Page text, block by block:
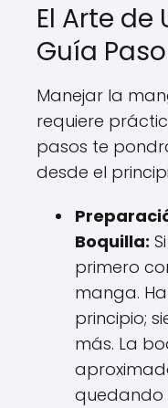
El Arte de
Guía
Manejar la
requiere
pasos te
desde el
Boquilla:
primero
manga.
principio;
más. La
quedando